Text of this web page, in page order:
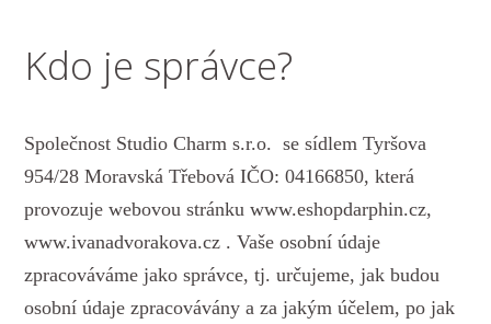
Kdo je správce?
Společnost Studio Charm s.r.o. se sídlem Tyršova
954/28 Moravská Třebová IČO: 04166850, která
provozuje webovou stránku www.eshopdarphin.cz,
www.ivanadvorakova.cz . Vaše osobní údaje
zpracováváme jako správce, tj. určujeme, jak budou
osobní údaje zpracovávány a za jakým účelem, po jak